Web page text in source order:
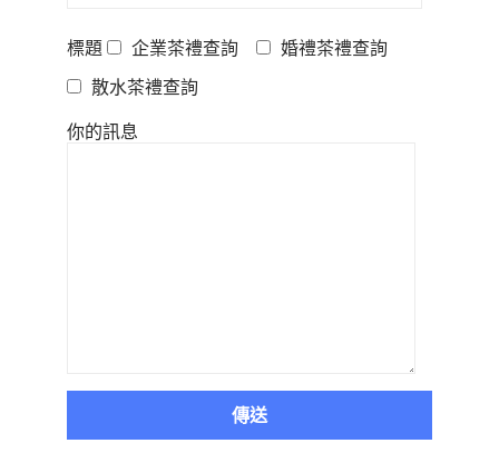
標題 企業茶禮查詢
婚禮茶禮查詢
散水茶禮查詢
你的訊息